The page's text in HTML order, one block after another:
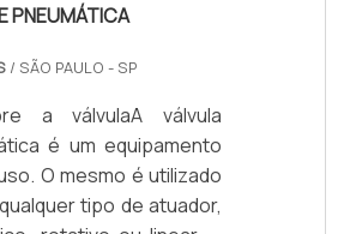
PNEUMÁTICA
/ SÃO PAULO - SP
a válvulaA válvula
é um equipamento
O mesmo é utilizado
tipo de atuador,